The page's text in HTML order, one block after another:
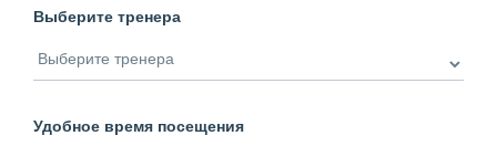
Выберите тренера
Удобное время посещения